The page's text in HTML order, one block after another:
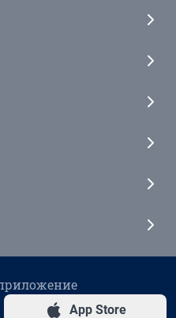
App Store